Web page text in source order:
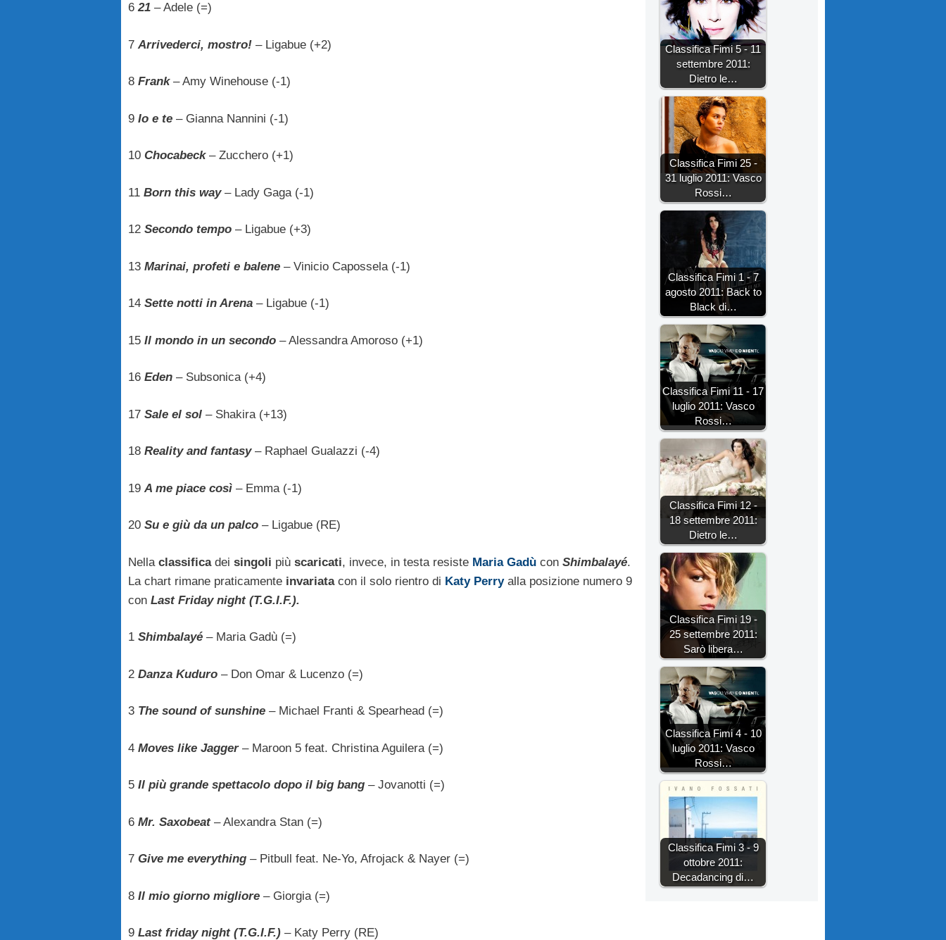
621 – Adele (=)
7 Arrivederci, mostro! – Ligabue (+2)
8 Frank– Amy Winehouse (-1)
9 Io e te – Gianna Nannini (-1)
10 Chocabeck– Zucchero (+1)
11 Born this way– Lady Gaga (-1)
12 Secondo tempo – Ligabue (+3)
13 Marinai, profeti e balene – Vinicio Capossela (-1)
14 Sette notti in Arena – Ligabue (-1)
15 Il mondo in un secondo – Alessandra Amoroso (+1)
16 Eden – Subsonica (+4)
17 Sale el sol – Shakira (+13)
18 Reality and fantasy– Raphael Gualazzi (-4)
19 A me piace così – Emma (-1)
20 Su e giù da un palco – Ligabue (RE)
Nella classificadei singoli più scaricati, invece, in testa resiste Maria Gadù con Shimbalayé.
La chart rimane praticamente invariatacon il solo rientro di Katy Perryalla posizione numero 9
con Last Friday night (T.G.I.F.).
1 Shimbalayé – Maria Gadù (=)
2 Danza Kuduro – Don Omar & Lucenzo (=)
3 The sound of sunshine – Michael Franti & Spearhead (=)
4 Moves like Jagger– Maroon 5 feat. Christina Aguilera (=)
5 Il più grande spettacolo dopo il big bang – Jovanotti (=)
6 Mr. Saxobeat– Alexandra Stan (=)
7 Give me everything – Pitbull feat. Ne-Yo, Afrojack & Nayer (=)
8 Il mio giorno migliore – Giorgia (=)
9 Last friday night (T.G.I.F.) – Katy Perry (RE)
Classifica Fimi 5 - 11
settembre 2011:
Dietro le…
Classifica Fimi 25 -
31 luglio 2011: Vasco
Rossi…
Classifica Fimi 1 - 7
agosto 2011: Back to
Black di…
Classifica Fimi 11 - 17
luglio 2011: Vasco
Rossi…
Classifica Fimi 12 -
18 settembre 2011:
Dietro le…
Classifica Fimi 19 -
25 settembre 2011:
Sarò libera…
Classifica Fimi 4 - 10
luglio 2011: Vasco
Rossi…
Classifica Fimi 3 - 9
ottobre 2011:
Decadancing di…